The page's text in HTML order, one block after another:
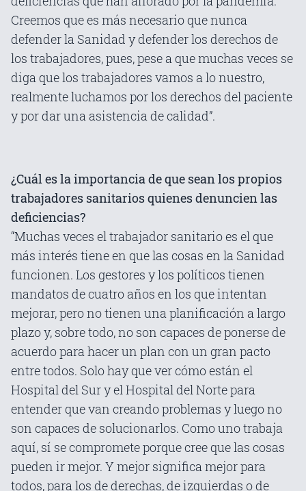
Creemos que es más necesario que nunca
defender la Sanidad y defender los derechos de
los trabajadores, pues, pese a que muchas veces se
diga que los trabajadores vamos a lo nuestro,
realmente luchamos por los derechos del paciente
y por dar una asistencia de calidad”.
¿Cuál es la importancia de que sean los propios
trabajadores sanitarios quienes denuncien las
deficiencias?
“Muchas veces el trabajador sanitario es el que
más interés tiene en que las cosas en la Sanidad
funcionen. Los gestores y los políticos tienen
mandatos de cuatro años en los que intentan
mejorar, pero no tienen una planificación a largo
plazo y, sobre todo, no son capaces de ponerse de
acuerdo para hacer un plan con un gran pacto
entre todos. Solo hay que ver cómo están el
Hospital del Sur y el Hospital del Norte para
entender que van creando problemas y luego no
son capaces de solucionarlos. Como uno trabaja
aquí, sí se compromete porque cree que las cosas
pueden ir mejor. Y mejor significa mejor para
todos, para los de derechas, de izquierdas o de